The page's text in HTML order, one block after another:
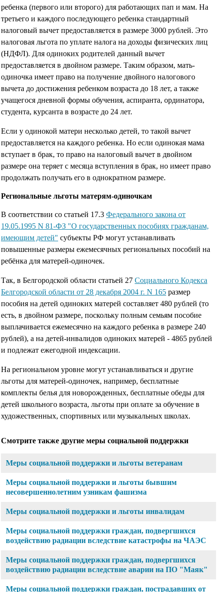
ребенка (первого или второго) для работающих пап и мам. На
третьего и каждого последующего ребенка стандартный
налоговый вычет предоставляется в размере 3000 рублей. Это
налоговая льгота по уплате налога на доходы физических лиц
(НДФЛ). Для одиноких родителей данный вычет
предоставляется в двойном размере. Таким образом, мать-
одиночка имеет право на получение двойного налогового
вычета до достижения ребенком возраста до 18 лет, а также
учащегося дневной формы обучения, аспиранта, ординатора,
студента, курсанта в возрасте до 24 лет.
Если у одинокой матери несколько детей, то такой вычет
предоставляется на каждого ребенка. Но если одинокая мама
вступает в брак, то право на налоговый вычет в двойном
размере она теряет с месяца вступления в брак, но имеет право
продолжать получать его в однократном размере.
Региональные льготы матерям-одиночкам
В соответствии со статьей 17.3 Федерального закона от
19.05.1995 N 81-ФЗ "О государственных пособиях гражданам,
имеющим детей" субъекты РФ могут устанавливать
повышенные размеры ежемесячных региональных пособий на
ребёнка для матерей-одиночек.
Так, в Белгородской области статьей 27 Социального Кодекса
Белгородской области от 28 декабря 2004 г. N 165 размер
пособия на детей одиноких матерей составляет 480 рублей (то
есть, в двойном размере, поскольку полным семьям пособие
выплачивается ежемесячно на каждого ребенка в размере 240
рублей), а на детей-инвалидов одиноких матерей - 4865 рублей
и подлежат ежегодной индексации.
На региональном уровне могут устанавливаться и другие
льготы для матерей-одиночек, например, бесплатные
комплекты белья для новорожденных, бесплатные обеды для
детей школьного возраста, льготы при оплате за обучение в
художественных, спортивных или музыкальных школах.
Смотрите также другие меры социальной поддержки
Меры социальной поддержки и льготы ветеранам
Меры социальной поддержки и льготы бывшим
несовершеннолетним узникам фашизма
Меры социальной поддержки и льготы инвалидам
Меры социальной поддержки граждан, подвергшихся
воздействию радиации вследствие катастрофы на ЧАЭС
Меры социальной поддержки граждан, подвергшихся
воздействию радиации вследствие аварии на ПО "Маяк"
Меры социальной поддержки граждан, пострадавших от